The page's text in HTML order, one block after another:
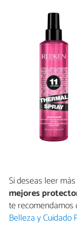
Si deseas leer
mejores
te
Belleza y Cuidado